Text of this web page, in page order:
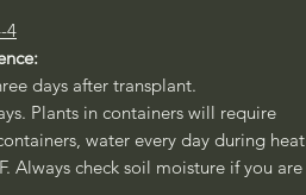
4
days after transplant.
Plants in containers will require
water every day during heat
Always check soil moisture if you are